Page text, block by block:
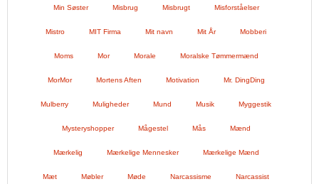
Min Søster Misbrug Misbrugt Misforståelser
Mistro MIT Firma Mit navn Mit År Mobberi
Moms Mor Morale Moralske Tømmermænd
MorMor Mortens Aften Motivation Mr. DingDing
Mulberry Muligheder Mund Musik Myggestik
Mysteryshopper Mågestel Mås Mænd
Mærkelig Mærkelige Mennesker Mærkelige Mænd
Mæt Møbler Møde Narcassisme Narcassist